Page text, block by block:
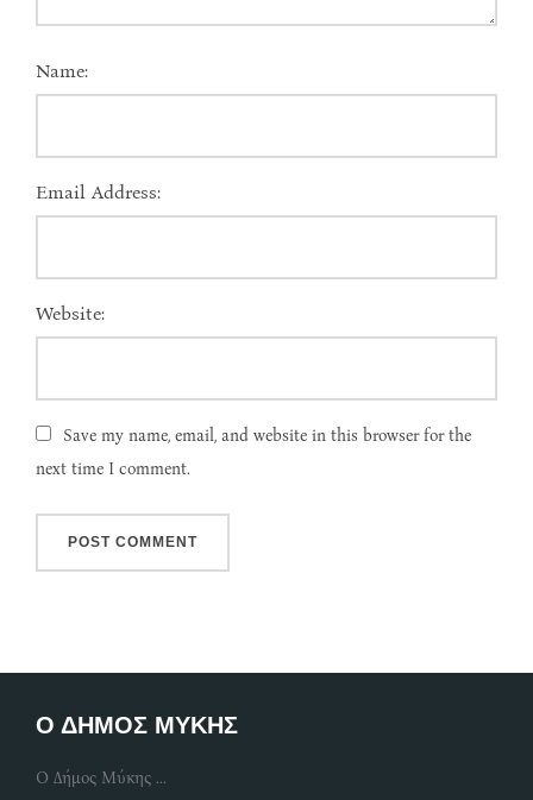
Name:
Email Address:
Website:
Save my name, email, and website in this browser for the
next time I comment.
Ο ΔΗΜΟΣ ΜΥΚΗΣ
Ο Δήμος Μύκης ...